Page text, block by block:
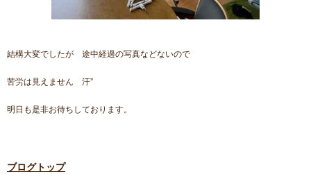
結構大変でしたが 途中経過の写真などないので
苦労は見えません 汗”
明日も是非お待ちしております。
ブログトップ